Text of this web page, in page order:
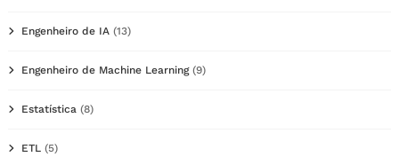
Engenheiro de IA (13)
Engenheiro de Machine Learning(9)
Estatística (8)
ETL (5)